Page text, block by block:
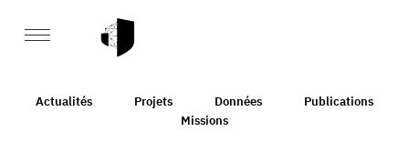
Actualités Projets Données
Publications
Missions